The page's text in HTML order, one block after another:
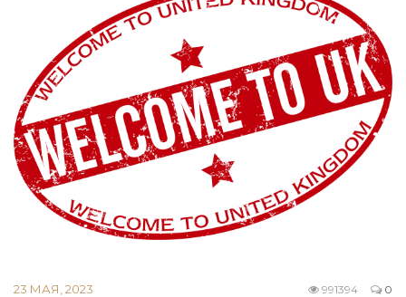
23 МАЯ, 2023 0
991394